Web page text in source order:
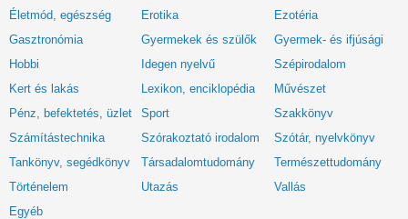
Életmód, egészség Erotika
Ezotéria
Gasztronómia
Gyermekek és szülők
Gyermek- és ifjúsági
Hobbi
Idegen nyelvű
Szépirodalom
Kert és lakás
Lexikon, enciklopédia
Művészet
Pénz, befektetés, üzlet
Sport
Szakkönyv
Számítástechnika
Szórakoztató irodalom
Szótár, nyelvkönyv
Tankönyv, segédkönyv
Társadalomtudomány
Természettudomány
Történelem
Utazás
Vallás
Egyéb